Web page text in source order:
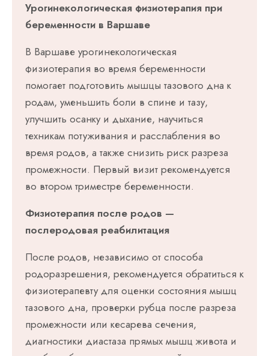
Урогинекологическая физиотерапия при
беременности в Варшаве
В Варшаве урогинекологическая
физиотерапия во время беременности
помогает подготовить мышцы тазового дна к
родам, уменьшить боли в спине и тазу,
улучшить осанку и дыхание, научиться
техникам потуживания и расслабления во
время родов, а также снизить риск разреза
промежности. Первый визит рекомендуется
во втором триместре беременности.
Физиотерапия после родов —
послеродовая реабилитация
После родов, независимо от способа
родоразрешения, рекомендуется обратиться к
физиотерапевту для оценки состояния мышц
тазового дна, проверки рубца после разреза
промежности или кесарева сечения,
диагностики диастаза прямых мышц живота и